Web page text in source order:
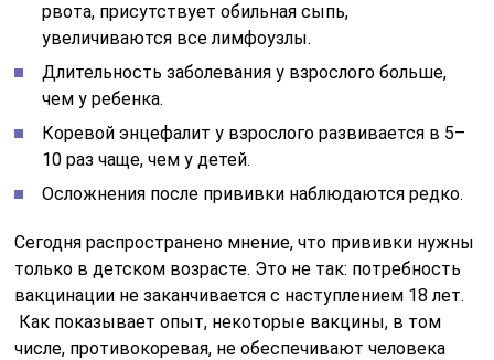
рвота, присутствует обильная сыпь,
увеличиваются все лимфоузлы.
Длительность заболевания у взрослого больше,
чем у ребенка.
Коревой энцефалит у взрослого развивается в 5–
10 раз чаще, чем у детей.
Осложнения после прививки наблюдаются редко.
Сегодня распространено мнение, что прививки нужны
только в детском возрасте. Это не так: потребность
вакцинации не заканчивается с наступлением 18 лет.
Как показывает опыт, некоторые вакцины, в том
числе, противокоревая, не обеспечивают человека